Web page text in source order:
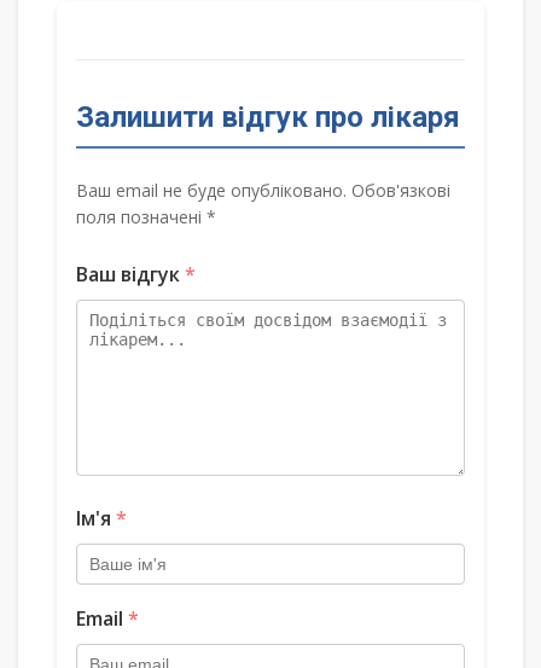
Залишити відгук про лікаря
Ваш email не буде опубліковано. Обов'язкові
поля позначені *
Ваш відгук*
Ім'я *
Email *